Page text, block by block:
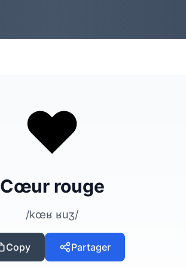
❤️
Cœur rouge
/kœʁ ʁuʒ/
Copy Partager